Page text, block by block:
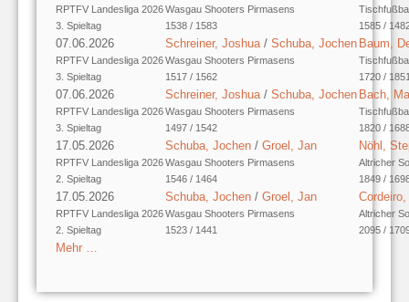
RPTFV Landesliga 2026
3. Spieltag
Wasgau Shooters Pirmasens
1538 / 1583
1585 /
07.06.2026
RPTFV Landesliga 2026
3. Spieltag
Schreiner, Joshua / Schuba, Jochen
Wasgau Shooters Pirmasens
1517 / 1562
Baum,
1720 /
07.06.2026
RPTFV Landesliga 2026
3. Spieltag
Schreiner, Joshua / Schuba, Jochen
Wasgau Shooters Pirmasens
1497 / 1542
Bach,
1820 /
17.05.2026
RPTFV Landesliga 2026
2. Spieltag
Schuba, Jochen / Groel, Jan
Wasgau Shooters Pirmasens
1546 / 1464
Nöhl,
Altricher
1849 /
17.05.2026
RPTFV Landesliga 2026
2. Spieltag
Schuba, Jochen / Groel, Jan
Wasgau Shooters Pirmasens
1523 / 1441
Altricher
2095 /
Mehr …